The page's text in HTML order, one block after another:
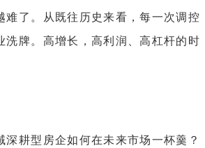
难了。从既往历史来看，每一次调控
洗牌。高增长，高利润、高杠杆的时
深耕型房企如何在未来市场一杯羹？